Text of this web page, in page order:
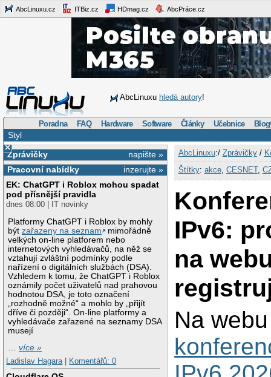
AbcLinuxu.cz ITBiz.cz HDmag.cz AbcPráce.cz
AbcLinuxu hledá autory!
Poradna FAQ Hardware Software Články Učebnice
Styl
×
napište »
Zprávičky
inzerujte »
Pracovní nabídky
EK: ChatGPT i Roblox mohou spadat
pod přísnější pravidla
dnes 08:00 | IT novinky
Platformy ChatGPT i Roblox by mohly
býtzařazeny na seznam
mimořádně
velkých on-line platforem nebo
internetových vyhledávačů, na něž se
vztahují zvláštní podmínky podle
nařízení o digitálních službách (DSA).
Vzhledem k tomu, že ChatGPT i Roblox
oznámily počet uživatelů nad prahovou
hodnotou DSA, je toto označení
„rozhodně možné“ a mohlo by „přijít
dříve či později“. On-line platformy a
vyhledávače zařazené na seznamy DSA
musejí
…více »
Ladislav Hagara
Komentářů: 0
AbcLinuxu:/ Zprávičky/
Štítky: akce, CESNET,
IPv6:
na
Na webu